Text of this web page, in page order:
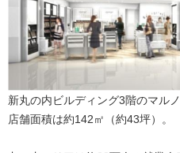
新丸の内ビルディング3階のマル
店舗面積は約142㎡（約43坪）。